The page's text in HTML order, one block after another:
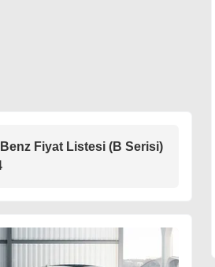
Fiyat Listesi (B Serisi)